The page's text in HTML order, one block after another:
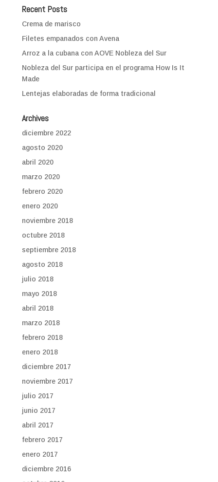
Recent Posts
Crema de marisco
Filetes empanados con Avena
Arroz a la cubana con AOVE Nobleza del Sur
Nobleza del Sur participa en el programa How Is It
Made
Lentejas elaboradas de forma tradicional
Archives
diciembre 2022
agosto 2020
abril 2020
marzo 2020
febrero 2020
enero 2020
noviembre 2018
octubre 2018
septiembre 2018
agosto 2018
julio 2018
mayo 2018
abril 2018
marzo 2018
febrero 2018
enero 2018
diciembre 2017
noviembre 2017
julio 2017
junio 2017
abril 2017
febrero 2017
enero 2017
diciembre 2016